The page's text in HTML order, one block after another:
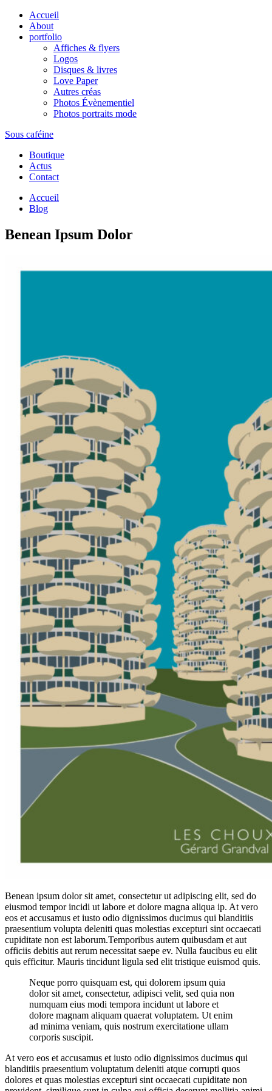
Accueil
About
portfolio
Affiches & flyers
Logos
Disques & livres
Love Paper
Autres créas
Photos Évènementiel
Photos portraits mode
Sous caféine
Boutique
Actus
Contact
Accueil
Blog
Benean Ipsum Dolor
Benean ipsum dolor sit amet, consectetur ut adipiscing elit, sed do
eiusmod tempor incidi ut labore et dolore magna aliqua ip. At vero
eos et accusamus et iusto odio dignissimos ducimus qui blanditiis
praesentium volupta deleniti quas molestias excepturi sint occaecati
cupiditate non est laborum.Temporibus autem quibusdam et aut
officiis debitis aut rerum necessitat saepe ev. Nulla faucibus eu elit
quis efficitur. Mauris tincidunt ligula sed elit tristique euismod quis.
Neque porro quisquam est, qui dolorem ipsum quia
dolor sit amet, consectetur, adipisci velit, sed quia non
numquam eius modi tempora incidunt ut labore et
dolore magnam aliquam quaerat voluptatem. Ut enim
ad minima veniam, quis nostrum exercitatione ullam
corporis suscipit.
At vero eos et accusamus et iusto odio dignissimos ducimus qui
blanditiis praesentium voluptatum deleniti atque corrupti quos
dolores et quas molestias excepturi sint occaecati cupiditate non